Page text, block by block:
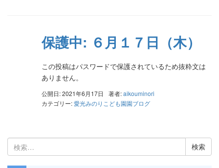
保護中: ６月１７日（木）
この投稿はパスワードで保護されているため抜粋文は
ありません。
公開日: 2021年6月17日 著者:aikouminori
カテゴリー:愛光みのりこども園園ブログ
検
索: